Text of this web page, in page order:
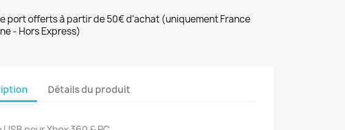
port offerts à partir de 50€ d'achat (uniquement France
- Hors Express)
Détails du produit